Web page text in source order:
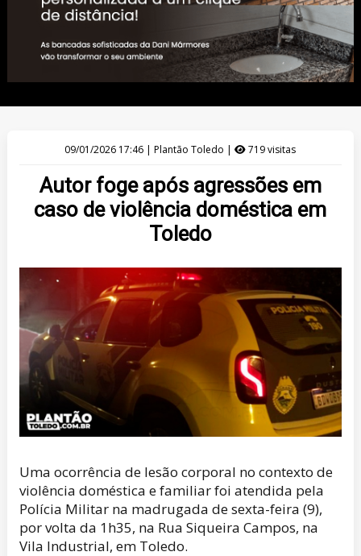
09/01/2026 17:46 | Plantão Toledo | 719 visitas
Autor foge após agressões em
caso de violência doméstica em
Toledo
Uma ocorrência de lesão corporal no contexto de
violência doméstica e familiar foi atendida pela
Polícia Militar na madrugada de sexta-feira (9),
por volta da 1h35, na Rua Siqueira Campos, na
Vila Industrial, em Toledo.